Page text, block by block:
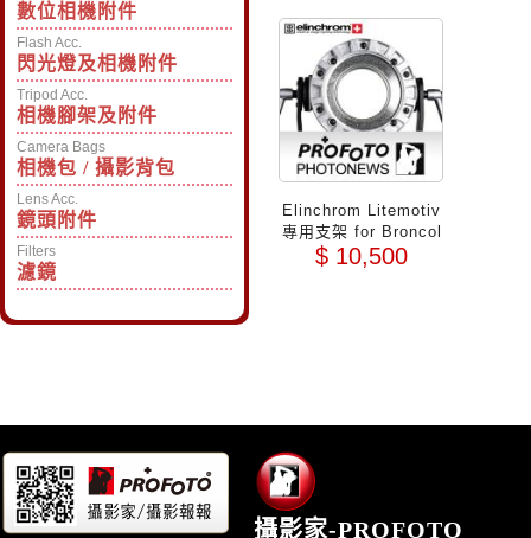
數位相機附件
Flash Acc.
閃光燈及相機附件
Tripod Acc.
相機腳架及附件
Camera Bags
相機包 / 攝影背包
Lens Acc.
鏡頭附件
Filters
濾鏡
Elinchrom Litemotiv
專用支架 for Broncol
or Pulso
$ 10,500
攝影家-PROFOTO